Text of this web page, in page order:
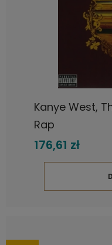
Kanye West,
Rap
176,61 zł